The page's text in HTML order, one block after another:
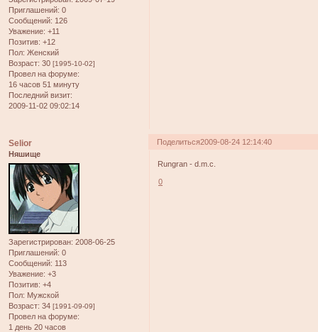
Приглашений: 0
Сообщений: 126
Уважение: +11
Позитив: +12
Пол: Женский
Возраст: 30 [1995-10-02]
Провел на форуме:
16 часов 51 минуту
Последний визит:
2009-11-02 09:02:14
Поделиться2009-08-24 12:14:40
Selior
Няшище
Зарегистрирован: 2008-06-25
Приглашений: 0
Сообщений: 113
Уважение: +3
Позитив: +4
Пол: Мужской
Возраст: 34 [1991-09-09]
Провел на форуме:
1 день 20 часов
Rungran - d.m.c.
0